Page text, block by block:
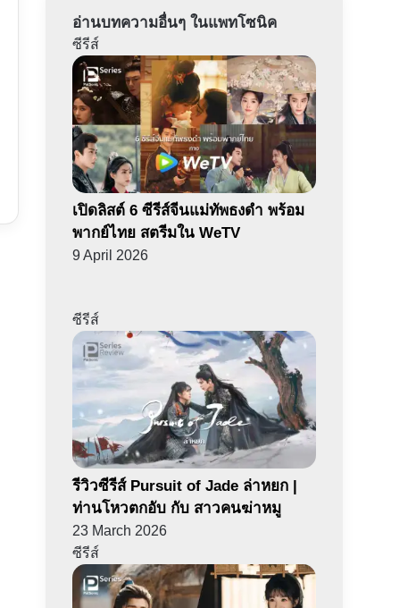
อ่านบทความอื่นๆ ในแพทโซนิค
ซีรีส์
เปิดลิสต์ 6 ซีรีส์จีนแม่ทัพธงดำ พร้อม
พากย์ไทย สตรีมใน WeTV
9 April 2026
ซีรีส์
รีวิวซีรีส์ Pursuit of Jade ล่าหยก |
ท่านโหวตกอับ กับ สาวคนฆ่าหมู
23 March 2026
ซีรีส์